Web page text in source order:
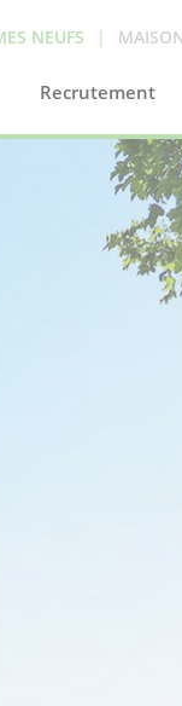
NEUFS |
Recrutement